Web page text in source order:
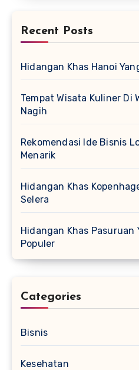
Recent Posts
Hidangan Khas Hanoi
Tempat Wisata Kuliner Di
Nagih
Rekomendasi Ide Bisnis
Menarik
Hidangan Khas
Selera
Hidangan Khas Pasuruan
Populer
Categories
Bisnis
Kesehatan